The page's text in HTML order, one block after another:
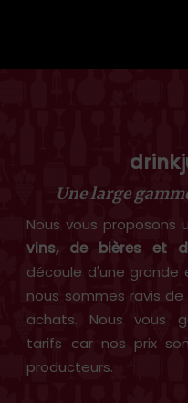
Une large
Nous vous proposons
vins, de bières et
découle d'une grande
nous sommes ravis
achats. Nous vous
tarifs car nos prix
producteurs.